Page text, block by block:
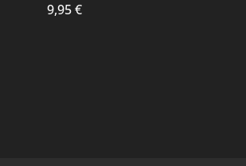
9,95€